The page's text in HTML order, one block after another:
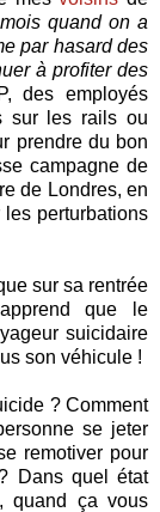
quand on a
par hasard des
à profiter des
des employés
sur les rails ou
prendre du bon
campagne de
de Londres, en
perturbations
sur sa rentrée
que le
suicidaire
son véhicule !
? Comment
se jeter
remotiver pour
Dans quel état
quand ça vous